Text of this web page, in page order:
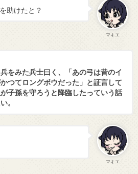
マキエ
助けたと？
をみた兵士曰く、「あの弓は昔のイ
つてロングボウだった」と証言して
子孫を守ろうと降臨したっていう話
。
マキエ